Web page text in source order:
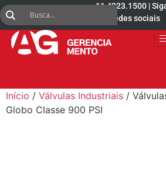
11 4223.1500 |
nas redes sociais
Início / Válvulas Industriais /
Globo Classe 900 PSI